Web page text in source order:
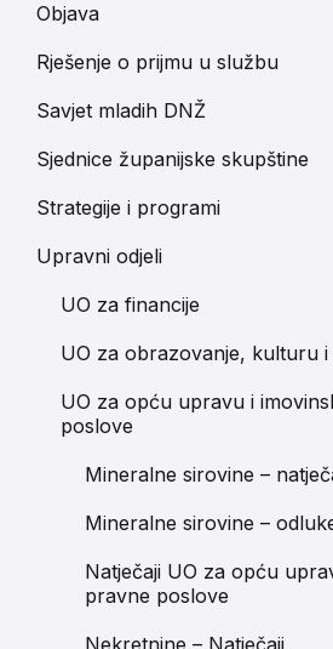
Objava
Rješenje o prijmu u službu
Savjet mladih DNŽ
Sjednice županijske skupštine
Strategije i programi
Upravni odjeli
UO za financije
UO za obrazovanje, kulturu
UO za opću upravu i
poslove
Mineralne sirovine –
Mineralne sirovine –
Natječaji UO za opću
pravne poslove